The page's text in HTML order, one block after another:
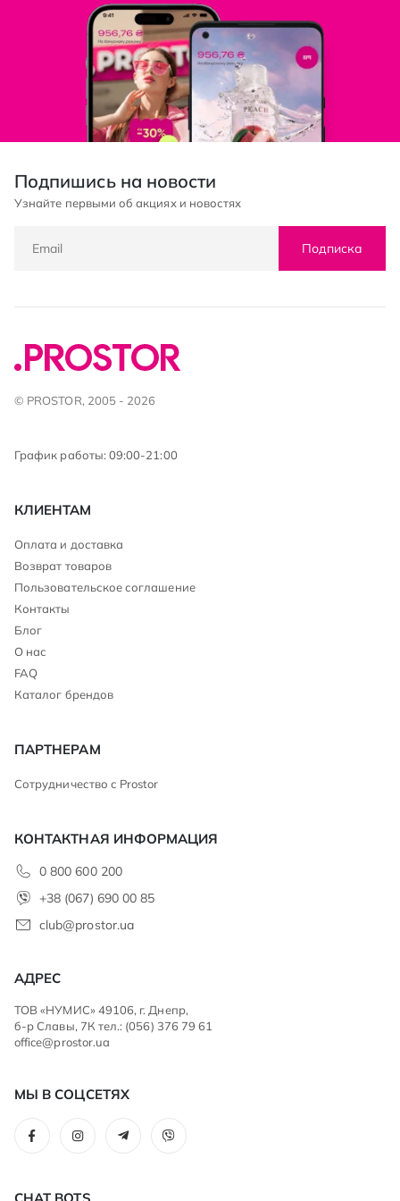
Подпишись на новости
Узнайте первыми об акциях и новостях
Подписка
© PROSTOR, 2005 - 2026
График работы: 09:00-21:00
КЛИЕНТАМ
Оплата и доставка
Возврат товаров
Пользовательское соглашение
Контакты
Блог
О нас
FAQ
Каталог брендов
ПАРТНЕРАМ
Сотрудничество с Prostor
КОНТАКТНАЯ ИНФОРМАЦИЯ
0 800 600 200
+38 (067) 690 00 85
club@prostor.ua
АДРЕС
ТОВ «НУМИС» 49106, г. Днепр,
б-р Славы, 7К тел.: (056) 376 79 61
office@prostor.ua
МЫ В СОЦСЕТЯХ
CHAT BOTS